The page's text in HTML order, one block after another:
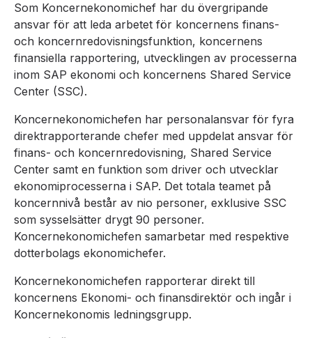
Som Koncernekonomichef har du övergripande
ansvar för att leda arbetet för koncernens finans-
och koncernredovisningsfunktion, koncernens
finansiella rapportering, utvecklingen av processerna
inom SAP ekonomi och koncernens Shared Service
Center (SSC).
Koncernekonomichefen har personalansvar för fyra
direktrapporterande chefer med uppdelat ansvar för
finans- och koncernredovisning, Shared Service
Center samt en funktion som driver och utvecklar
ekonomiprocesserna i SAP. Det totala teamet på
koncernnivå består av nio personer, exklusive SSC
som sysselsätter drygt 90 personer.
Koncernekonomichefen samarbetar med respektive
dotterbolags ekonomichefer.
Koncernekonomichefen rapporterar direkt till
koncernens Ekonomi- och finansdirektör och ingår i
Koncernekonomis ledningsgrupp.